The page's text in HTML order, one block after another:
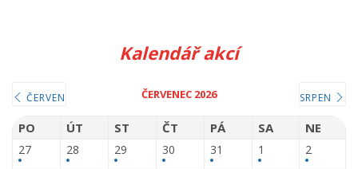
Kalendář akcí
ČERVEN ČERVENEC 2026 SRPEN
PO ÚT ST ČT PÁ SA NE
27 28 29 30 31 1 2